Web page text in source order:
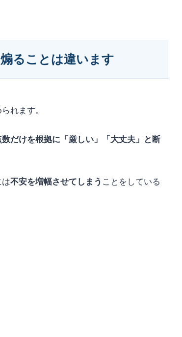
ることは違います
れます。
だけを根拠に「厳しい」「大丈夫」と断
不安を増幅させてしまう ことをしている